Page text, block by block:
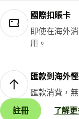
國際扣賬卡
即使在海外
用。
匯款到海外
匯款消費，
註冊
了解